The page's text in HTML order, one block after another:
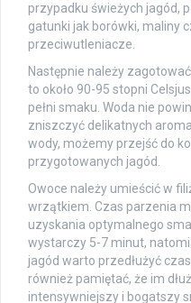
przypadku świeżych jagód,
gatunki jak borówki, maliny
przeciwutleniacze.
Następnie należy
to około 90-95 stopni
pełni smaku. Woda nie
zniszczyć delikatnych
wody, możemy przejść do
przygotowanych jagód.
Owoce należy umieścić w
wrzątkiem. Czas parzenia
uzyskania optymalnego
wystarczy 5-7 minut,
jagód warto przedłużyć
również pamiętać, że im
intensywniejszy i bogatszy